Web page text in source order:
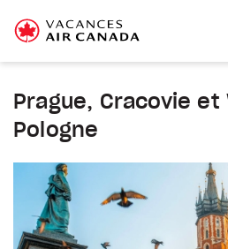
Prague, Cracovie et
Pologne